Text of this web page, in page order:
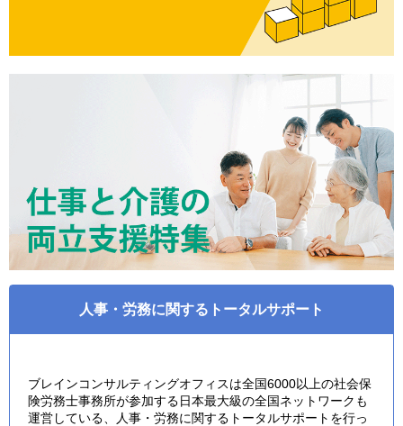
人事・労務に関するトータルサポート
ブレインコンサルティングオフィスは全国6000以上の社会保
険労務士事務所が参加する日本最大級の全国ネットワークも
運営している、人事・労務に関するトータルサポートを行っ